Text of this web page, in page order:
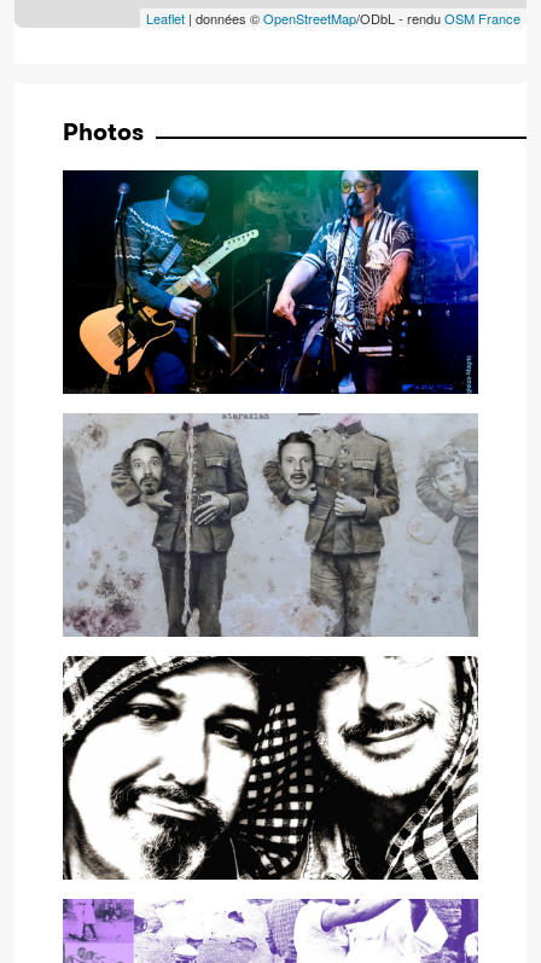
Leaflet | données ©OpenStreetMap/ODbL - renduOSM France
Photos